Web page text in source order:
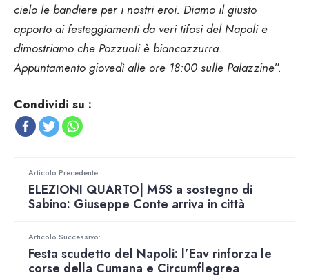
cielo le bandiere per i nostri eroi. Diamo il giusto
apporto ai festeggiamenti da veri tifosi del Napoli e
dimostriamo che Pozzuoli è biancazzurra.
Appuntamento giovedì alle ore 18:00 sulle Palazzine”.
Condividi su :
Articolo Precedente:
ELEZIONI QUARTO| M5S a sostegno di
Sabino: Giuseppe Conte arriva in città
Articolo Successivo:
Festa scudetto del Napoli: l’Eav rinforza le
corse della Cumana e Circumflegrea